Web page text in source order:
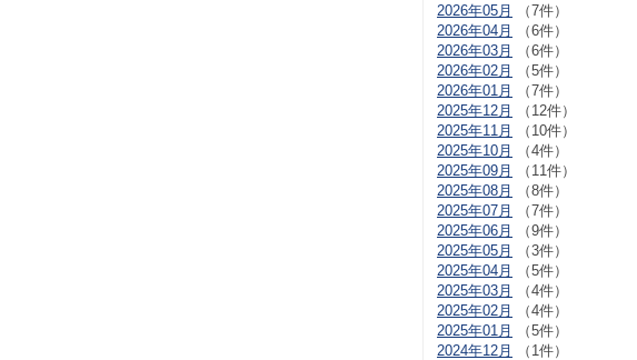
2026年05月
（7件）
2026年04月
（6件）
2026年03月
（6件）
2026年02月
（5件）
2026年01月
（7件）
2025年12月
（12件）
2025年11月
（10件）
2025年10月
（4件）
2025年09月
（11件）
2025年08月
（8件）
2025年07月
（7件）
2025年06月
（9件）
2025年05月
（3件）
2025年04月
（5件）
2025年03月
（4件）
2025年02月
（4件）
2025年01月
（5件）
2024年12月
（1件）